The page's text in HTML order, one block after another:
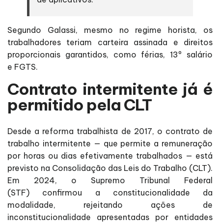
Segundo Galassi, mesmo no regime horista, os
trabalhadores teriam carteira assinada e direitos
proporcionais garantidos, como férias, 13º salário
e FGTS.
Contrato intermitente já é
permitido pela CLT
Desde a reforma trabalhista de 2017, o contrato de
trabalho intermitente — que permite a remuneração
por horas ou dias efetivamente trabalhados — está
previsto na Consolidação das Leis do Trabalho (CLT).
Em 2024, o Supremo Tribunal Federal
(STF) confirmou a constitucionalidade da
modalidade, rejeitando ações de
inconstitucionalidade apresentadas por entidades